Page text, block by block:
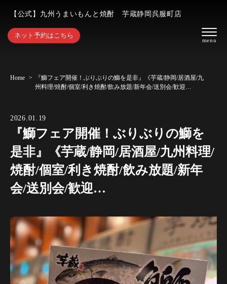
【公式】九州うまいもんと焼酎 芋蔵静岡呉服町店
ネット予約はこちら
Home
『鰤フェア開催！ぶりぶりの鰤を是非』《芋蔵/静岡/居酒屋/九
州料理/焼酎/個室/利き焼酎/飲み放題/新年会/送別会/歓迎…
2026.01.19
『鰤フェア開催！ぶりぶりの鰤を
是非』《芋蔵/静岡/居酒屋/九州料理/
焼酎/個室/利き焼酎/飲み放題/新年
会/送別会/歓迎…